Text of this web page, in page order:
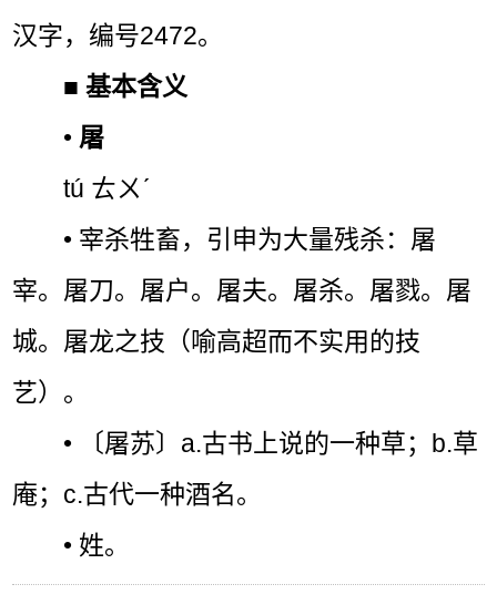
汉字，编号2472。
■基本含义
• 屠
tú ㄊㄨˊ
• 宰杀牲畜，引申为大量残杀：屠
宰。屠刀。屠户。屠夫。屠杀。屠戮。屠
城。屠龙之技（喻高超而不实用的技
艺）。
• 〔屠苏〕a.古书上说的一种草；b.草
庵；c.古代一种酒名。
• 姓。